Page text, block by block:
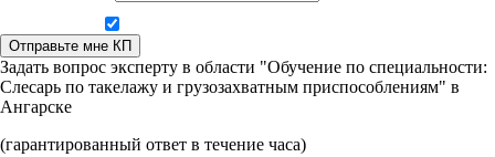
Отправьте мне КП
Задать вопрос эксперту в области "Обучение по специальности:
Слесарь по такелажу и грузозахватным приспособлениям" в
Ангарске
(гарантированный ответ в течение часа)